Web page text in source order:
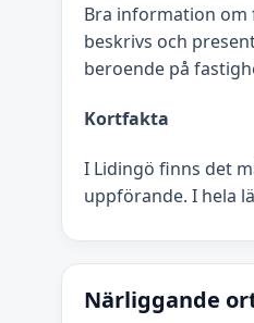
Bra information om
beskrivs och
beroende på
Kortfakta
I Lidingö finns det
uppförande. I hela
Närliggande